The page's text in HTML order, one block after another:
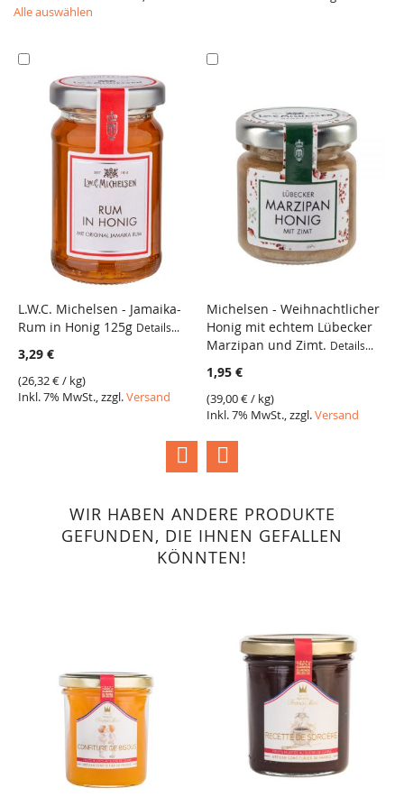
Alle auswählen
Warenkorb
VERGLEICH
L.W.C. Michelsen - Jamaika-
Rum in Honig 125g Details...
3,29 €
(26,32 €/ kg)
Inkl. 7% MwSt., zzgl.Versand
VERGLEICH
Michelsen - Weihnachtlicher
Honig mit echtem Lübecker
Marzipan und Zimt. Details...
1,95 €
(39,00 €/ kg)
Inkl. 7% MwSt., zzgl.Versand
WIR HABEN ANDERE PRODUKTE
GEFUNDEN, DIE IHNEN GEFALLEN
KÖNNTEN!